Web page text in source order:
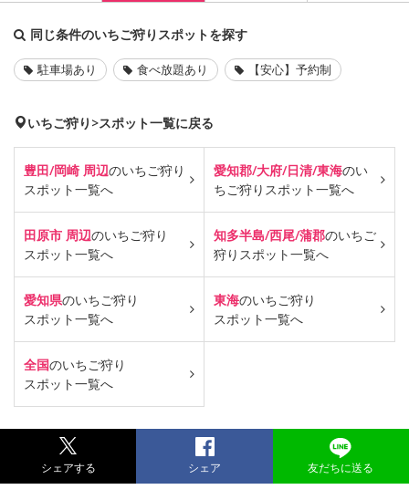
同じ条件のいちご狩りスポットを探す
駐車場あり 食べ放題あり 【安心】予約制
いちご狩り>スポット一覧に戻る
豊田/岡崎 周辺のいちご狩り
スポット一覧へ
愛知郡/大府/日清/東海のい
ちご狩り スポット一覧へ
田原市 周辺のいちご狩り
スポット一覧へ
知多半島/西尾/蒲郡のいちご
狩り スポット一覧へ
愛知県のいちご狩り
スポット一覧へ
東海のいちご狩り
スポット一覧へ
全国のいちご狩り
スポット一覧へ
シェアする シェア 友だちに送る